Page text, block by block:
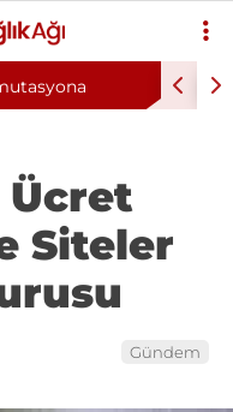
Yılın ilk 6 ayında 10
Ücret
Siteler
Gündem